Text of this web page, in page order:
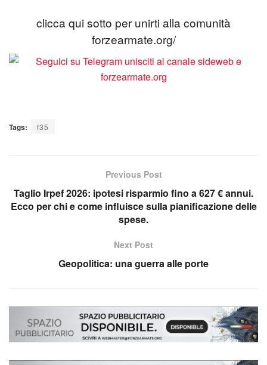
clicca qui sotto per unirti alla comunità
forzearmate.org/
Tags: f35
Previous Post
Taglio Irpef 2026: ipotesi risparmio fino a 627 € annui.
Ecco per chi e come influisce sulla pianificazione delle
spese.
Next Post
Geopolitica: una guerra alle porte